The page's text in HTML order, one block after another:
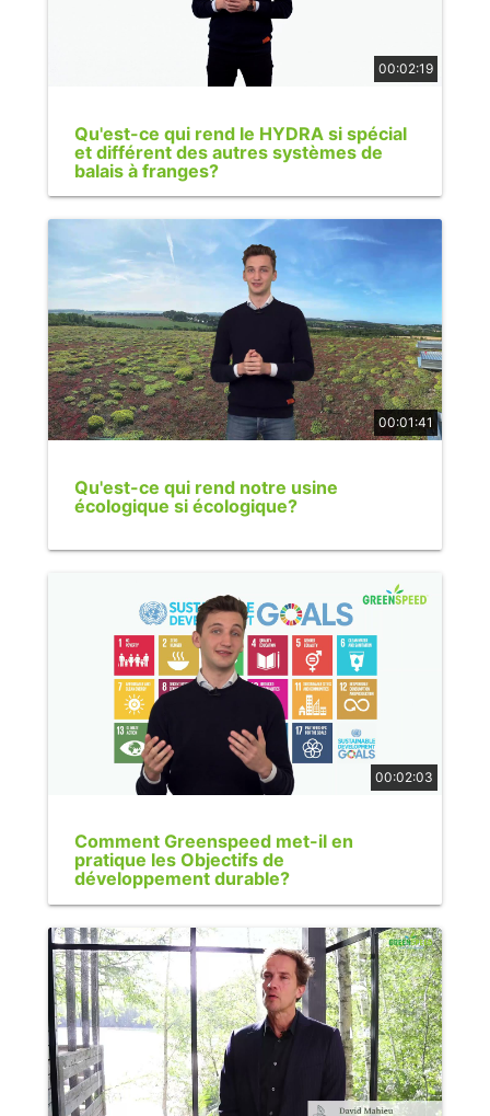
00:02:19
Qu'est-ce qui rend le HYDRA si spécial
et différent des autres systèmes de
balais à franges?
00:01:41
Qu'est-ce qui rend notre usine
écologique si écologique?
00:02:03
Comment Greenspeed met-il en
pratique les Objectifs de
développement durable?